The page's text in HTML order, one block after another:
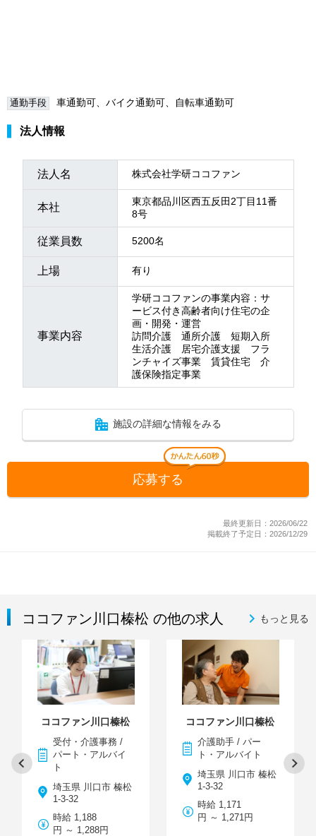
通勤手段 車通勤可、バイク通勤可、自転車通勤可
法人情報
法人名 株式会社学研ココファン
本社
東京都品川区西五反田2丁目11番
8号
従業員数 5200名
上場 有り
事業内容
学研ココファンの事業内容：サ
ービス付き高齢者向け住宅の企
画・開発・運営
訪問介護 通所介護 短期入所
生活介護 居宅介護支援 フラ
ンチャイズ事業 賃貸住宅 介
護保険指定事業
施設の詳細な情報をみる
応募する
最終更新日：2026/06/22
掲載終了予定日：2026/12/29
ココファン川口榛松 の他の求人 もっと見る
ココファン川口榛松
受付・介護事務 /
パート・アルバイ
ト
埼玉県 川口市 榛松
1-3-32
時給 1,188
円 ～ 1,288円
ココファン川口榛松
介護助手 / パー
ト・アルバイト
埼玉県 川口市 榛松
1-3-32
時給 1,171
円 ～ 1,271円